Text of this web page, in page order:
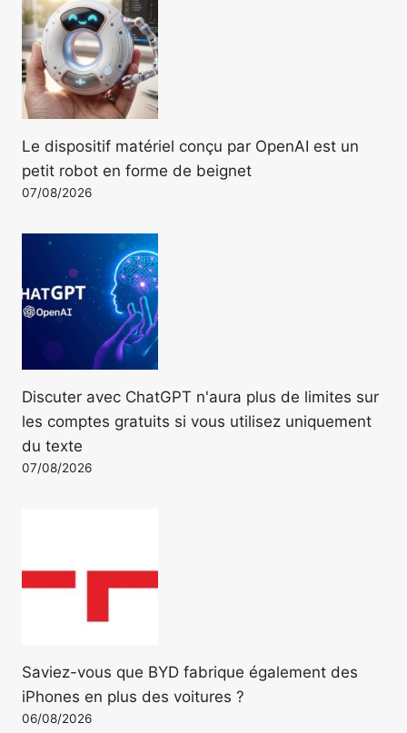
Le dispositif matériel conçu par OpenAI est un
petit robot en forme de beignet
07/08/2026
Discuter avec ChatGPT n'aura plus de limites sur
les comptes gratuits si vous utilisez uniquement
du texte
07/08/2026
Saviez-vous que BYD fabrique également des
iPhones en plus des voitures ?
06/08/2026